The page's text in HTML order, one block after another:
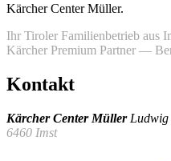
Kärcher Center Müller.
Ihr Tiroler Familienbetrieb aus
Kärcher Premium Partner —
Kontakt
Kärcher Center Müller
6460 Imst